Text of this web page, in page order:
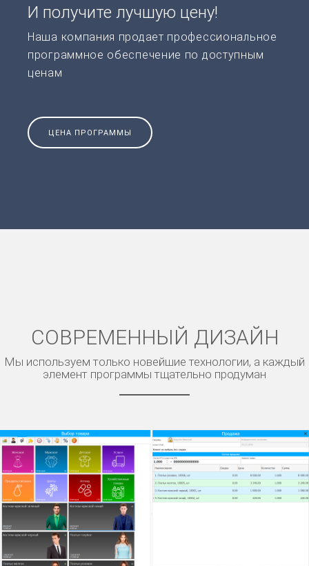
И получите лучшую цену!
Наша компания продает профессиональное
программное обеспечение по доступным
ценам
ЦЕНА ПРОГРАММЫ
СОВРЕМЕННЫЙ ДИЗАЙН
Мы используем только новейшие технологии, а каждый
элемент программы тщательно продуман